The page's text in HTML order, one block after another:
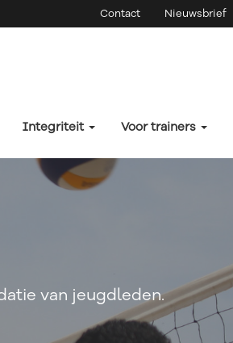
Contact Nieuwsbrief
Integriteit Voor trainers
van jeugdleden.